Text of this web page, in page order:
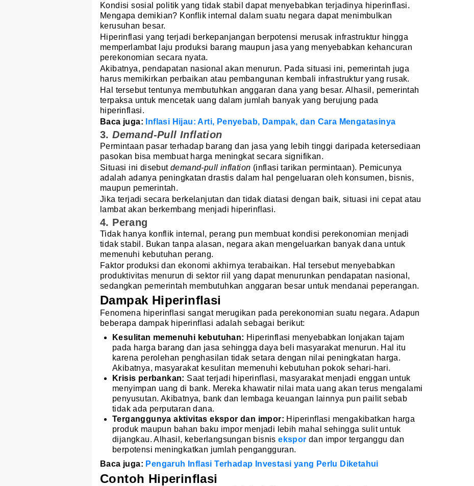
Kondisi sosial politik yang tidak stabil dapat menyebabkan terjadinya hiperinflasi.
Mengapa demikian? Konflik internal dalam suatu negara dapat menimbulkan
kerusuhan besar.
Hiperinflasi yang terjadi berkepanjangan berpotensi merusak infrastruktur hingga
memperlambat laju produksi barang maupun jasa yang menyebabkan kehancuran
perekonomian secara nyata.
Akibatnya, pendapatan nasional akan menurun. Pada situasi ini, pemerintah juga
harus memikirkan perbaikan atau pembangunan kembali infrastruktur yang rusak.
Hal tersebut tentunya membutuhkan anggaran dana yang besar. Alhasil, pemerintah
terpaksa untuk mencetak uang dalam jumlah banyak yang berujung pada
hiperinflasi.
Baca juga:
Inflasi Hijau: Arti, Penyebab, Dampak, dan Cara Mengatasinya
3.Demand-Pull Inflation
Permintaan pasar terhadap barang dan jasa yang lebih tinggi daripada ketersediaan
pasokan bisa membuat harga meningkat secara signifikan.
Situasi ini disebut demand-pull inflation (inflasi tarikan permintaan). Pemicunya
adalah adanya peningkatan drastis dalam hal pengeluaran oleh konsumen, bisnis,
maupun pemerintah.
Jika terjadi secara berkelanjutan dan tidak diatasi dengan baik, situasi ini cepat atau
lambat akan berkembang menjadi hiperinflasi.
4. Perang
Tidak hanya konflik internal, perang pun membuat kondisi perekonomian menjadi
tidak stabil. Bukan tanpa alasan, negara akan mengeluarkan banyak dana untuk
memenuhi kebutuhan perang.
Faktor produksi dan ekonomi akhirnya terabaikan. Hal tersebut menyebabkan
produktivitas menurun di sektor riil yang dapat menurunkan pendapatan nasional,
sedangkan pemerintah membutuhkan anggaran besar untuk mendanai peperangan.
Dampak Hiperinflasi
Fenomena hiperinflasi sangat merugikan pada perekonomian suatu negara. Adapun
beberapa dampak hiperinflasi adalah sebagai berikut:
Kesulitan memenuhi kebutuhan: Hiperinflasi menyebabkan lonjakan tajam
pada harga barang dan jasa sehingga daya beli masyarakat menurun. Hal itu
karena perolehan penghasilan tidak setara dengan nilai peningkatan harga.
Akibatnya, masyarakat kesulitan memenuhi kebutuhan pokok sehari-hari.
Krisis perbankan: Saat terjadi hiperinflasi, masyarakat menjadi enggan untuk
menyimpan uang di bank. Mereka khawatir nilai mata uang akan terus mengalami
penyusutan. Akibatnya, bank dan lembaga keuangan lainnya pun pailit sebab
tidak ada perputaran dana.
Terganggunya aktivitas ekspor dan impor: Hiperinflasi mengakibatkan harga
produk maupun bahan baku impor menjadi lebih mahal sehingga sulit untuk
dijangkau. Alhasil, keberlangsungan bisnisekspor dan impor terganggu dan
berpotensi meningkatkan jumlah pengangguran.
Baca juga: Pengaruh Inflasi Terhadap Investasi yang Perlu Diketahui
Contoh Hiperinflasi